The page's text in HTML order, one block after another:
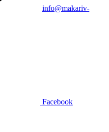
info@makariv-
Facebook